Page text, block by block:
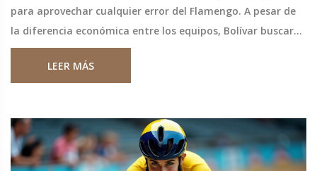
para aprovechar cualquier error del Flamengo. A pesar de
la diferencia económica entre los equipos, Bolívar buscará
un resultado positivo con una estrategia defensiva y
contraataques.
LEER MÁS